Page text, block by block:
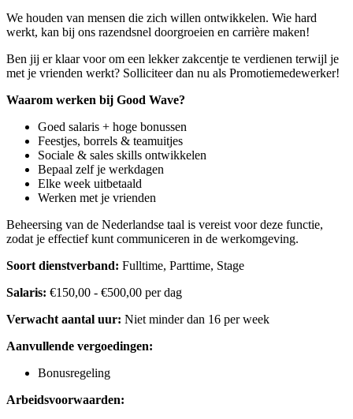
We houden van mensen die zich willen ontwikkelen. Wie hard
werkt, kan bij ons razendsnel doorgroeien en carrière maken!
Ben jij er klaar voor om een lekker zakcentje te verdienen terwijl je
met je vrienden werkt? Solliciteer dan nu als Promotiemedewerker!
Waarom werken bij Good Wave?
Goed salaris + hoge bonussen
Feestjes, borrels & teamuitjes
Sociale & sales skills ontwikkelen
Bepaal zelf je werkdagen
Elke week uitbetaald
Werken met je vrienden
Beheersing van de Nederlandse taal is vereist voor deze functie,
zodat je effectief kunt communiceren in de werkomgeving.
Soort dienstverband: Fulltime, Parttime, Stage
Salaris: €150,00 - €500,00 per dag
Verwacht aantal uur: Niet minder dan 16 per week
Aanvullende vergoedingen:
Bonusregeling
Arbeidsvoorwaarden: